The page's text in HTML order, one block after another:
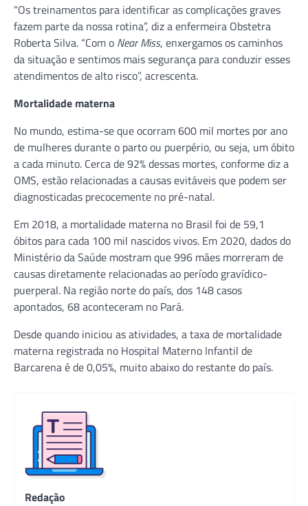
“Os treinamentos para identificar as complicações graves
fazem parte da nossa rotina”, diz a enfermeira Obstetra
Roberta Silva. “Com o Near Miss, enxergamos os caminhos
da situação e sentimos mais segurança para conduzir esses
atendimentos de alto risco”, acrescenta.
Mortalidade materna
No mundo, estima-se que ocorram 600 mil mortes por ano
de mulheres durante o parto ou puerpério, ou seja, um óbito
a cada minuto. Cerca de 92% dessas mortes, conforme diz a
OMS, estão relacionadas a causas evitáveis que podem ser
diagnosticadas precocemente no pré-natal.
Em 2018, a mortalidade materna no Brasil foi de 59,1
óbitos para cada 100 mil nascidos vivos. Em 2020, dados do
Ministério da Saúde mostram que 996 mães morreram de
causas diretamente relacionadas ao período gravídico-
puerperal. Na região norte do país, dos 148 casos
apontados, 68 aconteceram no Pará.
Desde quando iniciou as atividades, a taxa de mortalidade
materna registrada no Hospital Materno Infantil de
Barcarena é de 0,05%, muito abaixo do restante do país.
Redação